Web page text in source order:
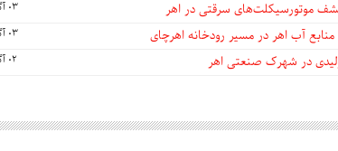
03 آگوست 2026
آب اهر در مسیر رودخانه اهرچای 03 آگوست 2026
در شهرک صنعتی اهر 02 آگوست 2026